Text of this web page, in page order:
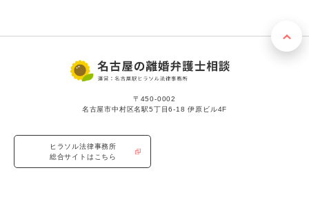
〒450-0002
名古屋市中村区名駅5丁目6-18 伊原ビル4F
ヒラソル法律事務所
総合サイトはこちら